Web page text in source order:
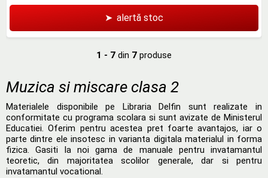
➤ alertă stoc
1 - 7 din 7 produse
Muzica si miscare clasa 2
Materialele disponibile pe Libraria Delfin sunt realizate in
conformitate cu programa scolara si sunt avizate de Ministerul
Educatiei. Oferim pentru acestea pret foarte avantajos, iar o
parte dintre ele insotesc in varianta digitala materialul in forma
fizica. Gasiti la noi gama de manuale pentru invatamantul
teoretic, din majoritatea scolilor generale, dar si pentru
invatamantul vocational.